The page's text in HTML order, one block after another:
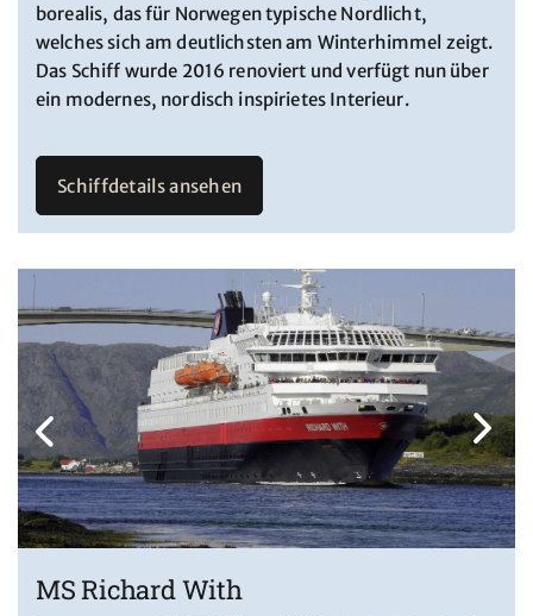
borealis, das für Norwegen typische Nordlicht,
welches sich am deutlichsten am Winterhimmel zeigt.
Das Schiff wurde 2016 renoviert und verfügt nun über
ein modernes, nordisch inspirietes Interieur.
Schiffdetails ansehen
MS Richard With